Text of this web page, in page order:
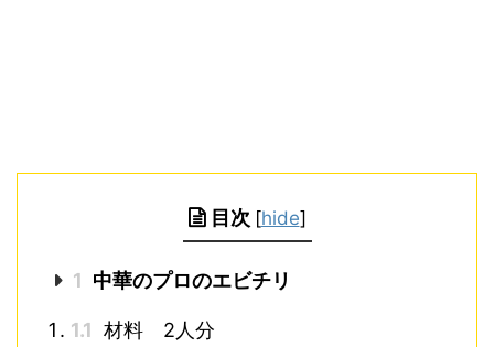
目次 [hide]
1 中華のプロのエビチリ
1.1 材料 2人分